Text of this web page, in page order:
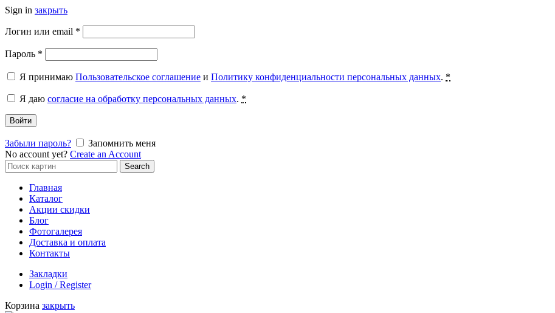
Sign in закрыть
Логин или email *
Пароль *
Я принимаю Пользовательское соглашение и Политику конфиденциальности персональных данных. *
Я даю согласие на обработку персональных данных. *
Войти
Забыли пароль?
Запомнить меня
No account yet? Create an Account
Search
for:
Search
Главная
Каталог
Акции скидки
Блог
Фотогалерея
Доставка и оплата
Контакты
Закладки
Login / Register
Корзина закрыть